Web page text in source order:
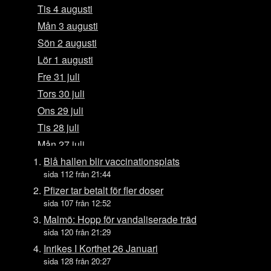
Tis 4 augusti
Mån 3 augusti
Sön 2 augusti
Lör 1 augusti
Fre 31 juli
Tors 30 juli
Ons 29 juli
Tis 28 juli
Mån 27 juli
Sön 26 juli
Lör 25 juli
Fre 24 juli
Ons 22 juli
Tis 21 juli
Mån 20 juli
Blå hallen blir vaccinationsplats
sida 112 från 21:44
Pfizer tar betalt för fler doser
sida 107 från 12:52
Malmö: Hopp för vandaliserade träd
sida 120 från 21:29
Inrikes I Korthet 26 Januari
sida 128 från 20:27